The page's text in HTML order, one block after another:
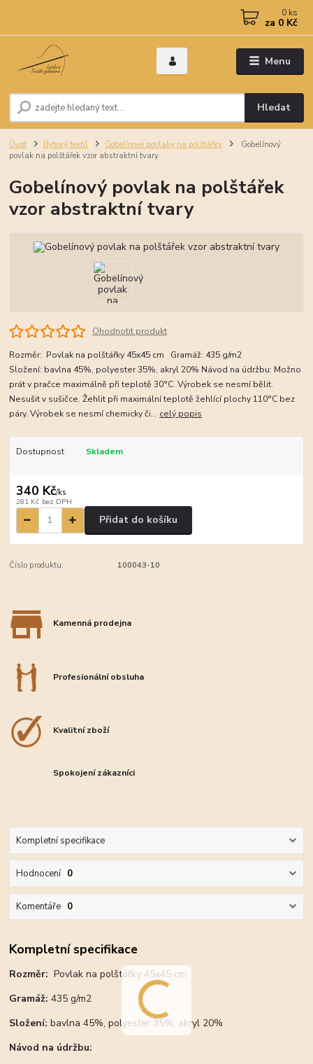
Menu
Hledat
0 ks
za 0 Kč
Úvod Bytový textil Gobelínové povlaky na polštářky
Gobelínový
povlak na polštářek vzor abstraktní tvary
Gobelínový povlak na polštářek
vzor abstraktní tvary
Ohodnotit produkt
Rozměr: Povlak na polštářky 45x45 cm Gramáž: 435 g/m2
Složení: bavlna 45%, polyester 35%, akryl 20% Návod na údržbu: Možno
prát v pračce maximálně při teplotě 30°C. Výrobek se nesmí bělit.
Nesušit v sušičce. Žehlit při maximální teplotě žehlící plochy 110°C bez
páry. Výrobek se nesmí chemicky či... celý popis
Dostupnost Skladem
340 Kč/ks
281 Kč bez DPH
Přidat do košíku
Číslo produktu: 100043-10
Kamenná prodejna
Profesionální obsluha
Kvalitní zboží
Spokojení zákazníci
Kompletní specifikace
Hodnocení 0
Komentáře 0
Kompletní specifikace
Rozměr:Povlak na polštářky 45x45 cm
Gramáž: 435 g/m2
Složení: bavlna 45%, polyester 35%, akryl 20%
Návod na údržbu: